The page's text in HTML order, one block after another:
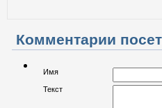
Комментарии
Имя
Текст